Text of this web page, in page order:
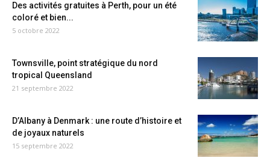
Des activités gratuites à Perth, pour un été
coloré et bien...
5 octobre 2022
Townsville, point stratégique du nord
tropical Queensland
21 septembre 2022
D’Albany à Denmark : une route d’histoire et
de joyaux naturels
15 septembre 2022